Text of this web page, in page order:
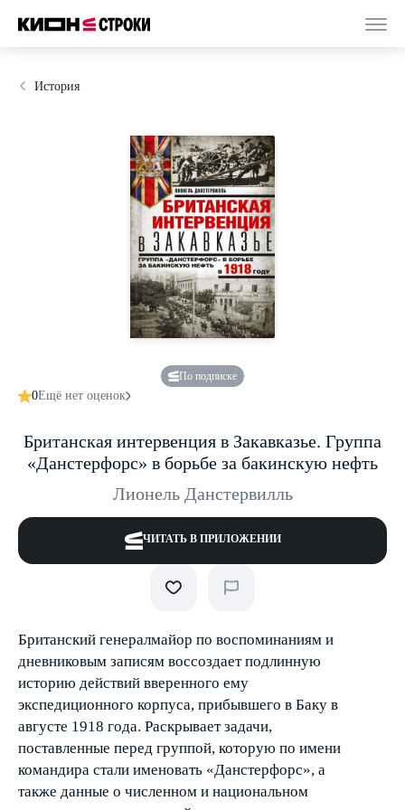
История
По подписке
0Ещё нет оценок
Британская интервенция в Закавказье. Группа
«Данстерфорс» в борьбе за бакинскую нефть
Лионель Данстервилль
ЧИТАТЬ В ПРИЛОЖЕНИИ
Британский генерал­майор по воспоминаниям и
дневниковым записям воссоздает подлинную
историю действий вверенного ему
экспедиционного корпуса, прибывшего в Баку в
августе 1918 года. Раскрывает задачи,
поставленные перед группой, которую по имени
командира стали именовать «Данстерфорс», а
также данные о численном и национальном